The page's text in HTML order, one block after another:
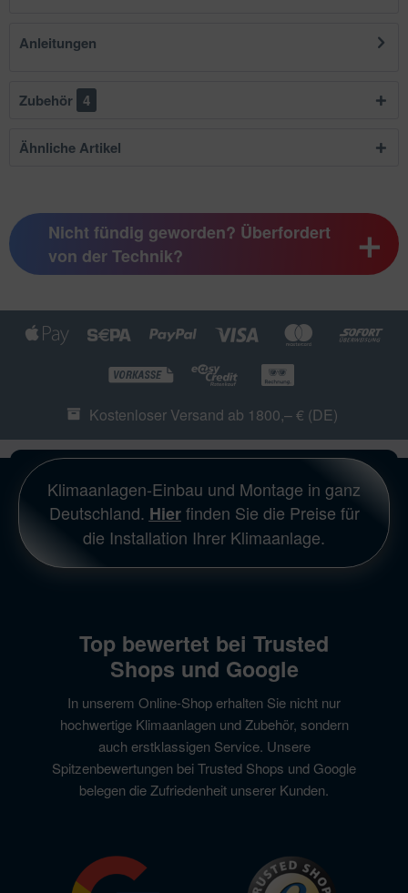
Anleitungen
Zubehör 4
Ähnliche Artikel
Nicht fündig geworden? Überfordert
von der Technik?
Kostenloser Versand ab 1800,– € (DE)
Klimaanlagen-Einbau und Montage in ganz
Deutschland. Hierfinden Sie die Preise für
die Installation Ihrer Klimaanlage.
Top bewertet bei Trusted
Shops und Google
In unserem Online-Shop erhalten Sie nicht nur
hochwertige Klimaanlagen und Zubehör, sondern
auch erstklassigen Service. Unsere
Spitzenbewertungen bei Trusted Shops und Google
belegen die Zufriedenheit unserer Kunden.